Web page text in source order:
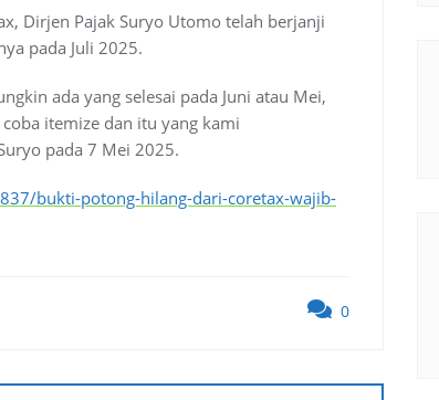
Dirjen Pajak Suryo Utomo telah berjanji
pada Juli 2025.
ada yang selesai pada Juni atau Mei,
itemize dan itu yang kami
pada 7 Mei 2025.
bukti-potong-hilang-dari-coretax-wajib-
0